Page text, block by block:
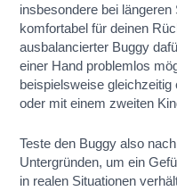
insbesondere bei
komfortabel für deinen
ausbalancierter Buggy
einer Hand problemlos
beispielsweise
oder mit einem zweiten
Teste den Buggy also
Untergründen, um ein
in realen Situationen